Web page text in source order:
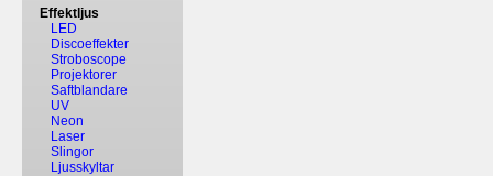
Effektljus
LED
Discoeffekter
Stroboscope
Projektorer
Saftblandare
UV
Neon
Laser
Slingor
Ljusskyltar